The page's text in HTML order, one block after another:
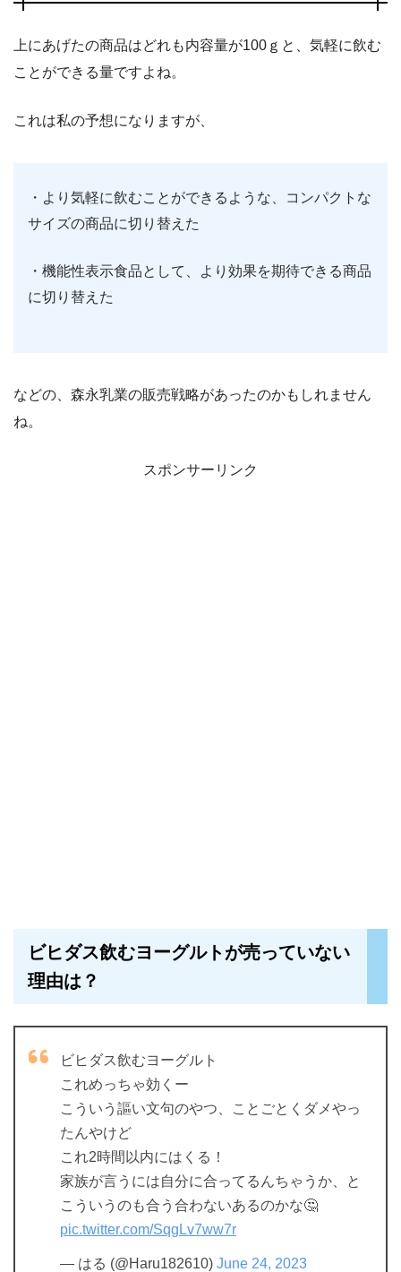
上にあげたの商品はどれも内容量が100ｇと、気軽に飲む
ことができる量ですよね。
これは私の予想になりますが、
・より気軽に飲むことができるような、コンパクトな
サイズの商品に切り替えた
・機能性表示食品として、より効果を期待できる商品
に切り替えた
などの、森永乳業の販売戦略があったのかもしれません
ね。
スポンサーリンク
ビヒダス飲むヨーグルトが売っていない
理由は？
ビヒダス飲むヨーグルト
これめっちゃ効くー
こういう謳い文句のやつ、ことごとくダメやっ
たんやけど
これ2時間以内にはくる！
家族が言うには自分に合ってるんちゃうか、と
こういうのも合う合わないあるのかな🤔
pic.twitter.com/SqgLv7ww7r
— はる (@Haru182610) June 24, 2023